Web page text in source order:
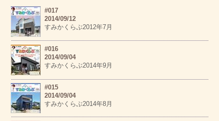
#017
2014/09/12
すみかくらぶ2012年7月
#016
2014/09/04
すみかくらぶ2014年9月
#015
2014/09/04
すみかくらぶ2014年8月